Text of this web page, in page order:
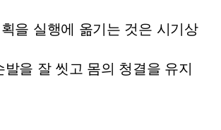
을 실행에 옮기는 것은 시기상
을 잘 씻고 몸의 청결을 유지